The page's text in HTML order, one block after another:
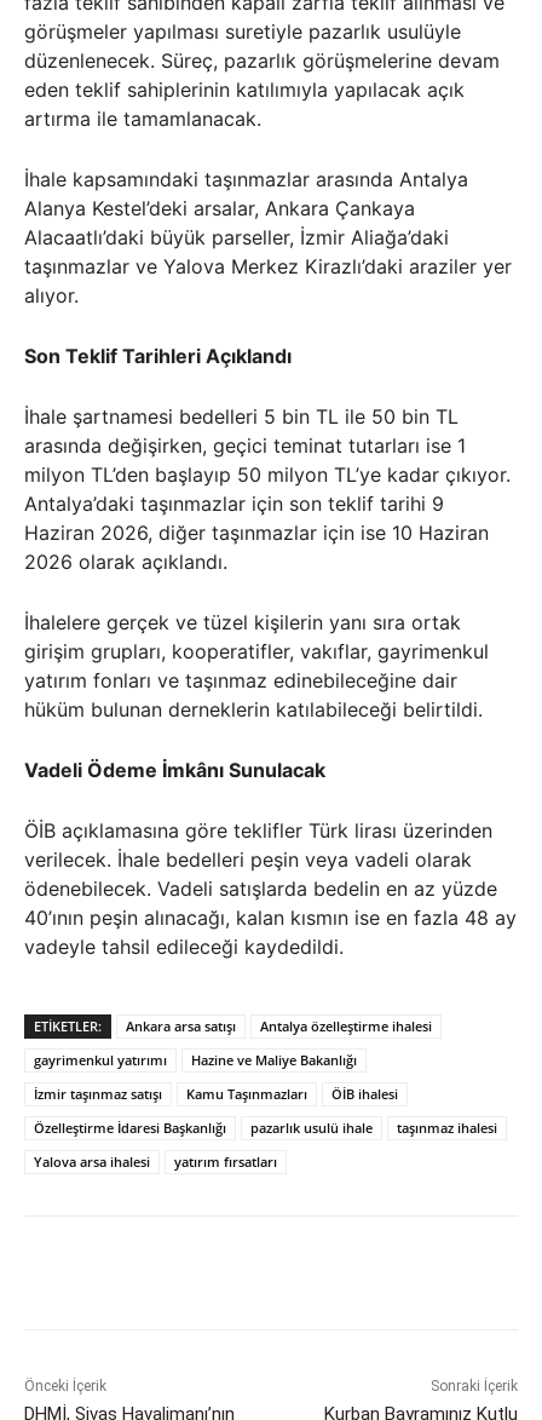
görüşmeler yapılması suretiyle pazarlık usulüyle
düzenlenecek. Süreç, pazarlık görüşmelerine devam
eden teklif sahiplerinin katılımıyla yapılacak açık
artırma ile tamamlanacak.
İhale kapsamındaki taşınmazlar arasında Antalya
Alanya Kestel’deki arsalar, Ankara Çankaya
Alacaatlı’daki büyük parseller, İzmir Aliağa’daki
taşınmazlar ve Yalova Merkez Kirazlı’daki araziler yer
alıyor.
Son Teklif Tarihleri Açıklandı
İhale şartnamesi bedelleri 5 bin TL ile 50 bin TL
arasında değişirken, geçici teminat tutarları ise 1
milyon TL’den başlayıp 50 milyon TL’ye kadar çıkıyor.
Antalya’daki taşınmazlar için son teklif tarihi 9
Haziran 2026, diğer taşınmazlar için ise 10 Haziran
2026 olarak açıklandı.
İhalelere gerçek ve tüzel kişilerin yanı sıra ortak
girişim grupları, kooperatifler, vakıflar, gayrimenkul
yatırım fonları ve taşınmaz edinebileceğine dair
hüküm bulunan derneklerin katılabileceği belirtildi.
Vadeli Ödeme İmkânı Sunulacak
ÖİB açıklamasına göre teklifler Türk lirası üzerinden
verilecek. İhale bedelleri peşin veya vadeli olarak
ödenebilecek. Vadeli satışlarda bedelin en az yüzde
40’ının peşin alınacağı, kalan kısmın ise en fazla 48 ay
vadeyle tahsil edileceği kaydedildi.
ETIKETLER: Ankara arsa satışı
Antalya özelleştirme ihalesi
gayrimenkul yatırımı
Hazine ve Maliye Bakanlığı
İzmir taşınmaz satışı
Kamu Taşınmazları
ÖİB ihalesi
Özelleştirme İdaresi Başkanlığı
pazarlık usulü ihale
taşınmaz ihalesi
Yalova arsa ihalesi
yatırım fırsatları
Önceki İçerik
DHMİ, Sivas Havalimanı’nın
Sonraki İçerik
Kurban Bayramınız Kutlu